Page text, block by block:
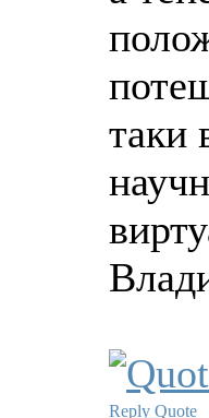
таки
Reply Quote